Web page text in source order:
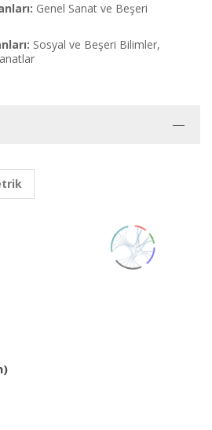
Genel Sanat ve Beşeri
Sosyal ve Beşeri Bilimler,